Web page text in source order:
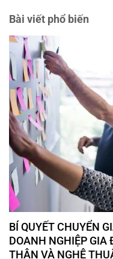
Bài viết phổ biến
BÍ QUYẾT CHUYỂN
DOANH NGHIỆP
THÂN VÀ NGHỆ